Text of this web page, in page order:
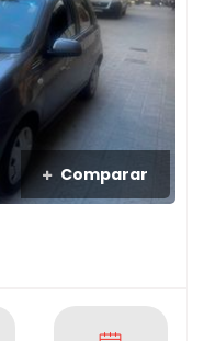
Comparar